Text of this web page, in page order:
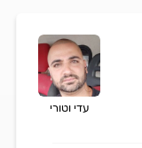
עדי וטורי